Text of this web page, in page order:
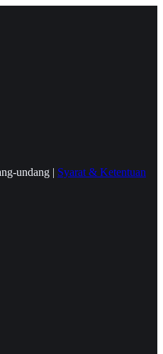
undang | Syarat & Ketentuan